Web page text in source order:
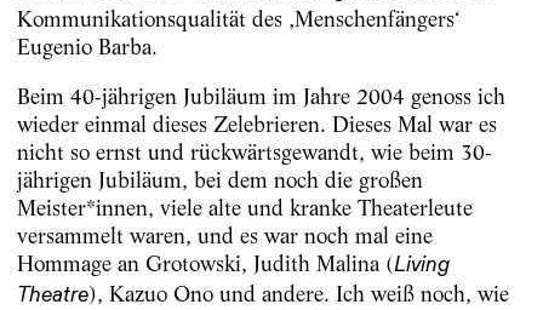
Kommunikationsqualität des ‚Menschenfängers‘
Eugenio Barba.
Beim 40-jährigen Jubiläum im Jahre 2004 genoss ich
wieder einmal dieses Zelebrieren. Dieses Mal war es
nicht so ernst und rückwärtsgewandt, wie beim 30-
jährigen Jubiläum, bei dem noch die großen
Meister*innen, viele alte und kranke Theaterleute
versammelt waren, und es war noch mal eine
Hommage an Grotowski, Judith Malina (Living
Theatre), Kazuo Ono und andere. Ich weiß noch, wie